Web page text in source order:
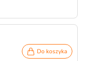
Do koszyka